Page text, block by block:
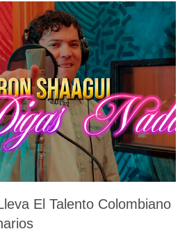
El Talento Colombiano